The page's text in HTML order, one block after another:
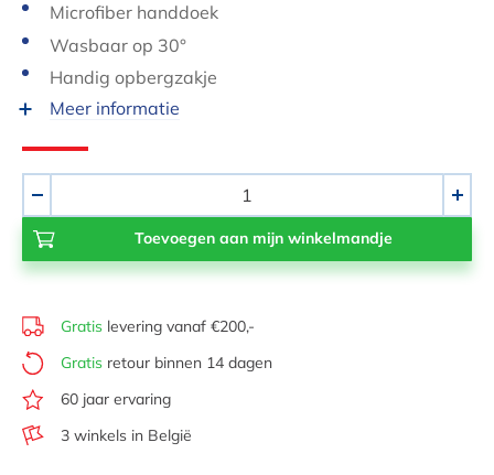
Microfiber handdoek
Wasbaar op 30°
Handig opbergzakje
Meer informatie
+
Gratis levering vanaf €200,-
Gratis retour binnen 14 dagen
60 jaar ervaring
3 winkels in België